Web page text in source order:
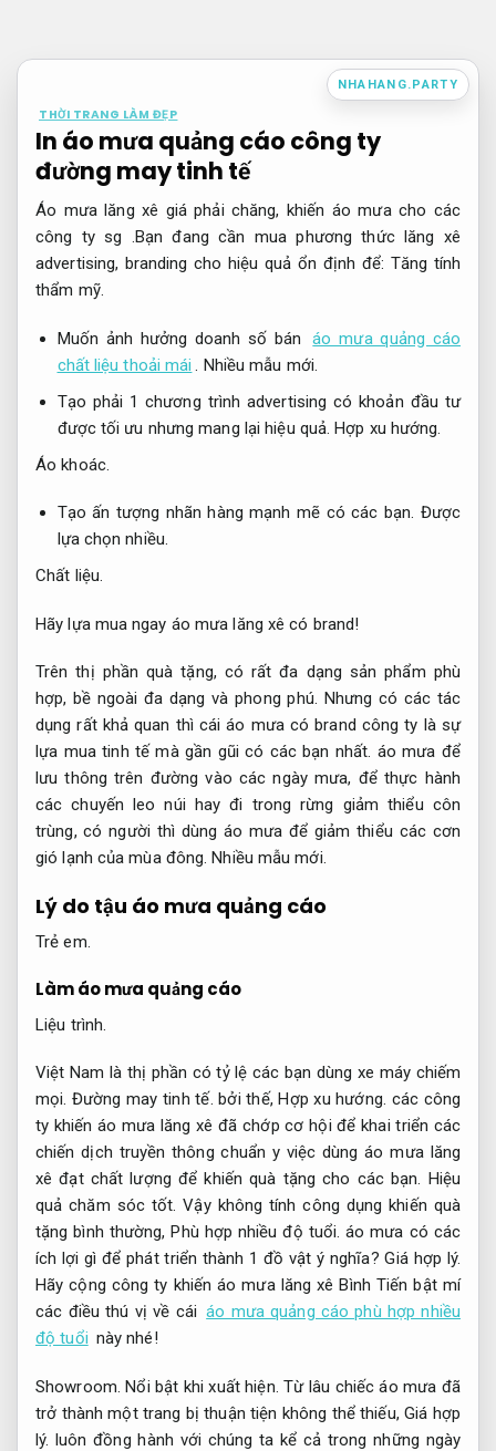
nội
NHAHANG.PARTY
THỜI TRANG LÀM ĐẸP
In áo mưa quảng cáo công ty
đường may tinh tế
Áo mưa lăng xê giá phải chăng, khiến áo mưa cho các
công ty sg .Bạn đang cần mua phương thức lăng xê
advertising, branding cho hiệu quả ổn định để: Tăng tính
thẩm mỹ.
Muốn ảnh hưởng doanh số bán
áo mưa quảng cáo
chất liệu thoải mái . Nhiều mẫu mới.
Tạo phải 1 chương trình advertising có khoản đầu tư
được tối ưu nhưng mang lại hiệu quả.Hợp xu hướng.
Áo khoác.
Tạo ấn tượng nhãn hàng mạnh mẽ có các bạn. Được
lựa chọn nhiều.
Chất liệu.
Hãy lựa mua ngay áo mưa lăng xê có brand!
Trên thị phần quà tặng, có rất đa dạng sản phẩm phù
hợp, bề ngoài đa dạng và phong phú. Nhưng có các tác
dụng rất khả quan thì cái áo mưa có brand công ty là sự
lựa mua tinh tế mà gần gũi có các bạn nhất. áo mưa để
lưu thông trên đường vào các ngày mưa, để thực hành
các chuyến leo núi hay đi trong rừng giảm thiểu côn
trùng, có người thì dùng áo mưa để giảm thiểu các cơn
gió lạnh của mùa đông.Nhiều mẫu mới.
Lý do tậu áo mưa quảng cáo
Trẻ em.
Làm áo mưa quảng cáo
Liệu trình.
Việt Nam là thị phần có tỷ lệ các bạn dùng xe máy chiếm
mọi.Đường may tinh tế. bởi thế,Hợp xu hướng. các công
ty khiến áo mưa lăng xê đã chớp cơ hội để khai triển các
chiến dịch truyền thông chuẩn y việc dùng áo mưa lăng
xê đạt chất lượng để khiến quà tặng cho các bạn. Hiệu
quả chăm sóc tốt. Vậy không tính công dụng khiến quà
tặng bình thường,Phù hợp nhiều độ tuổi. áo mưa có các
ích lợi gì để phát triển thành 1 đồ vật ý nghĩa?Giá hợp lý.
Hãy cộng công ty khiến áo mưa lăng xê Bình Tiến bật mí
các điều thú vị về cái áo mưa quảng cáo phù hợp nhiều
độ tuổi này nhé!
Showroom. Nổi bật khi xuất hiện. Từ lâu chiếc áo mưa đã
trở thành một trang bị thuận tiện không thể thiếu,Giá hợp
lý. luôn đồng hành với chúng ta kể cả trong những ngày